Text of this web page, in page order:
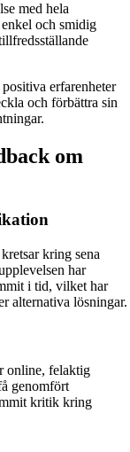
med hela
och smidig
erfarenheter
och förbättra sin
om
kring sena
har
i tid, vilket har
alternativa lösningar.
online, felaktig
genomfört
kritik kring